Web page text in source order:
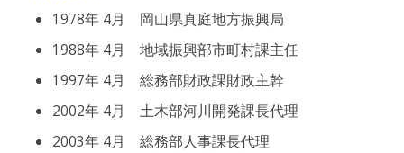
1978年 4月 岡山県真庭地方振興局
1988年 4月 地域振興部市町村課主任
1997年 4月 総務部財政課財政主幹
2002年 4月 土木部河川開発課長代理
2003年 4月 総務部人事課長代理